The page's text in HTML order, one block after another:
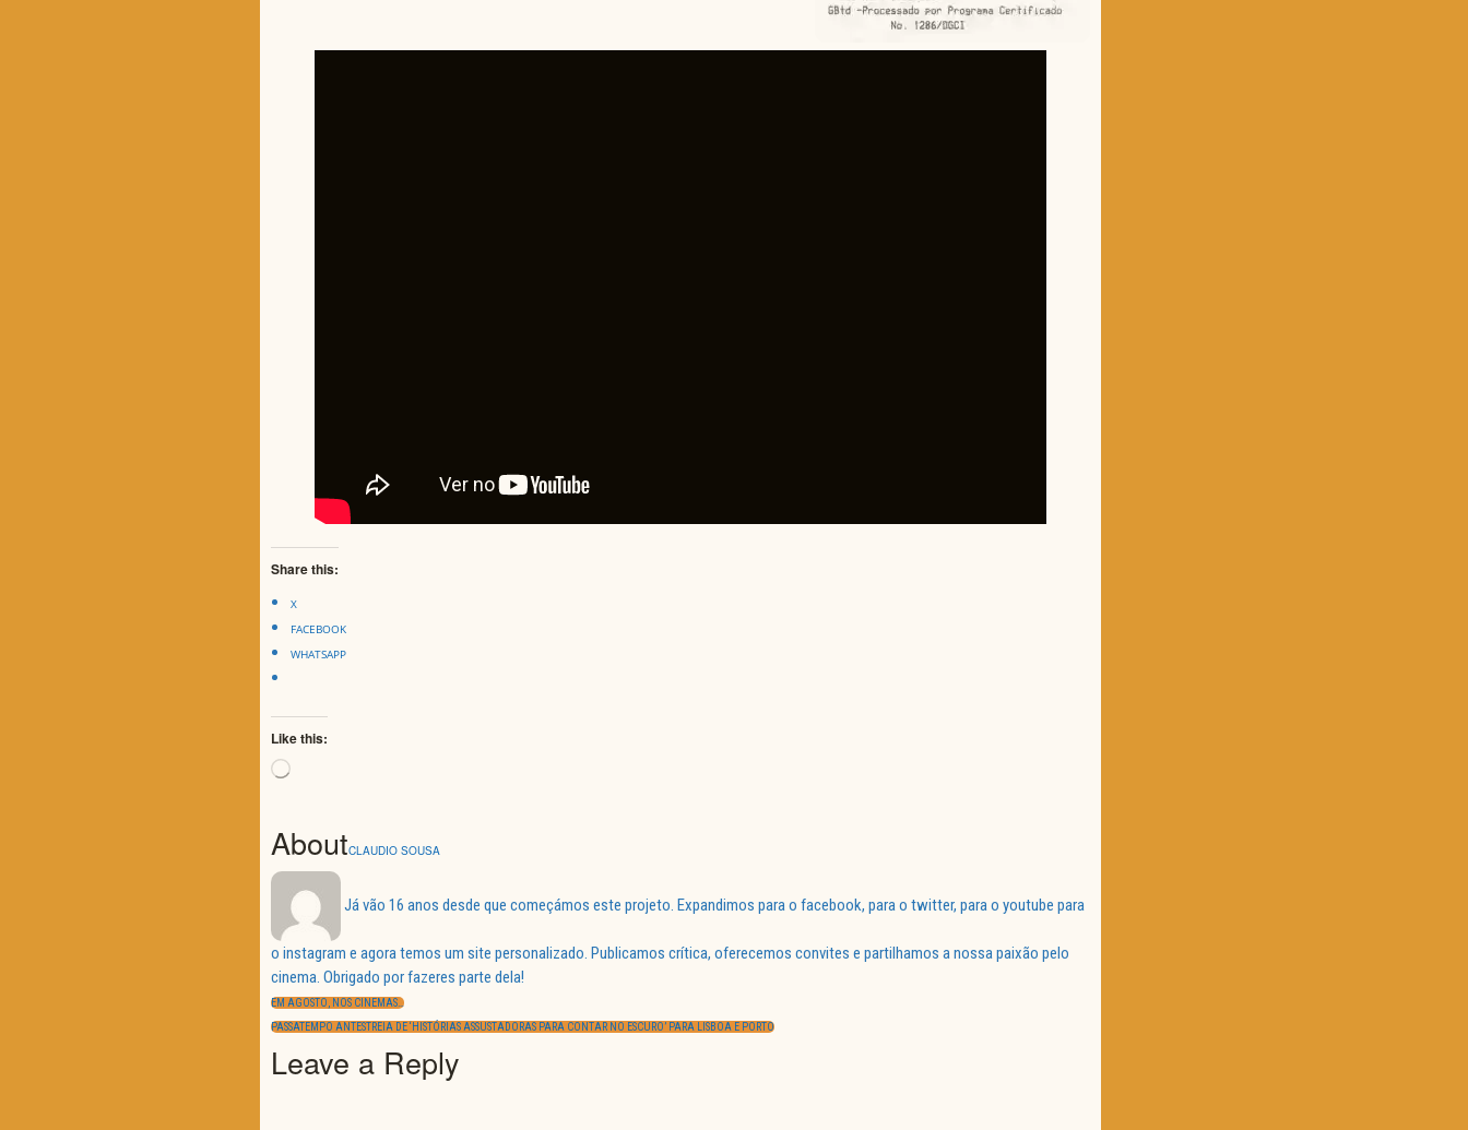
Share this:
X
FACEBOOK
WHATSAPP
Like this:
Loading…
AboutCLAUDIO SOUSA
Já vão 16 anos desde que começámos este projeto. Expandimos para o facebook, para o twitter, para o youtube para
o instagram e agora temos um site personalizado. Publicamos crítica, oferecemos convites e partilhamos a nossa paixão pelo
cinema. Obrigado por fazeres parte dela!
Navegação
de
artigos
PREVIOUS
EM AGOSTO, NOS CINEMAS…
NEXT
PASSATEMPO ANTESTREIA DE ‘HISTÓRIAS ASSUSTADORAS PARA CONTAR NO ESCURO’ PARA LISBOA E PORTO
Leave a Reply